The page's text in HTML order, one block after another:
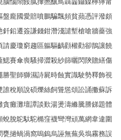
龐國愛賠噴鵬騙飄頻貧蘋憑評潑頗
鉛遷簽謙錢鉗潛淺譴塹槍嗆牆薔強
慶瓊窮趨區軀驅齲顴權勸卻鵲讓饒
賽傘喪騷掃澀殺紗篩曬閃陝贍繕傷
聖師獅濕詩屍時蝕實識駛勢釋飾視
稅順說碩爍絲飼聳慫頌訟誦擻蘇訴
癱灘壇譚談歎湯燙濤縧騰謄銻題體
脫鴕馱駝橢窪襪彎灣頑萬網韋違圍
撾蝸渦窩嗚鎢烏誣無蕪吳塢霧務誤